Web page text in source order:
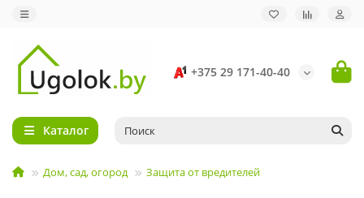
+375 29 171-40-40
Каталог
Дом, сад, огород Защита от вредителей